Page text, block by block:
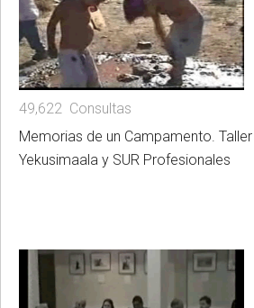
49,622 Consultas
Memorias de un Campamento.
Yekusimaala y SUR Profesionales